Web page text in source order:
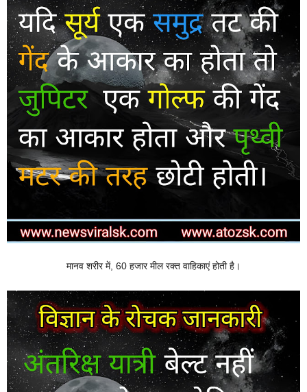
मानव शरीर में, 60 हजार मील रक्त वाहिकाएं होती है।